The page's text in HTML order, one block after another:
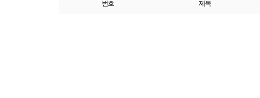
번호 제목